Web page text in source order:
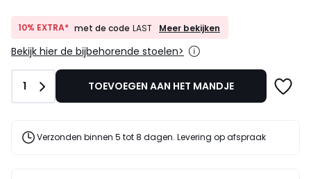
van
€
25%
korting
toegepast.
10% EXTRA* met de code LAST
10%
met
LAST
Meer bekijken
Bekijk hier de bijbehorende stoelen>
Aantal
1 TOEVOEGEN AAN HET MANDJE
Verzonden binnen 5 tot 8 dagen. Levering op afspraak